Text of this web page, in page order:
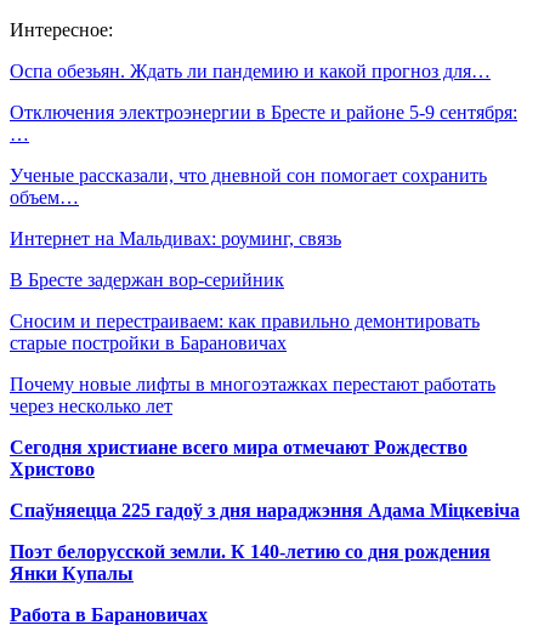
Интересное:
Оспа обезьян. Ждать ли пандемию и какой прогноз для…
Отключения электроэнергии в Бресте и районе 5-9 сентября:
…
Ученые рассказали, что дневной сон помогает сохранить
объем…
Интернет на Мальдивах: роуминг, связь
В Бресте задержан вор-серийник
Сносим и перестраиваем: как правильно демонтировать
старые постройки в Барановичах
Почему новые лифты в многоэтажках перестают работать
через несколько лет
Сегодня христиане всего мира отмечают Рождество
Христово
Спаўняецца 225 гадоў з дня нараджэння Адама Міцкевіча
Поэт белорусской земли. К 140-летию со дня рождения
Янки Купалы
Работа в Барановичах